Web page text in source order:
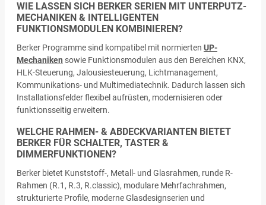
WIE LASSEN SICH BERKER SERIEN MIT UNTERPUTZ-
MECHANIKEN & INTELLIGENTEN
FUNKTIONSMODULEN KOMBINIEREN?
Berker Programme sind kompatibel mit normierten UP-
Mechaniken sowie Funktionsmodulen aus den Bereichen KNX,
HLK-Steuerung, Jalousiesteuerung, Lichtmanagement,
Kommunikations- und Multimediatechnik. Dadurch lassen sich
Installationsfelder flexibel aufrüsten, modernisieren oder
funktionsseitig erweitern.
WELCHE RAHMEN- & ABDECKVARIANTEN BIETET
BERKER FÜR SCHALTER, TASTER &
DIMMERFUNKTIONEN?
Berker bietet Kunststoff-, Metall- und Glasrahmen, runde R-
Rahmen (R.1, R.3, R.classic), modulare Mehrfachrahmen,
strukturierte Profile, moderne Glasdesignserien und